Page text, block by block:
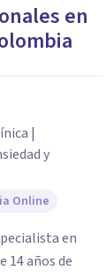
el
en
|
y
Online
en
14 años de